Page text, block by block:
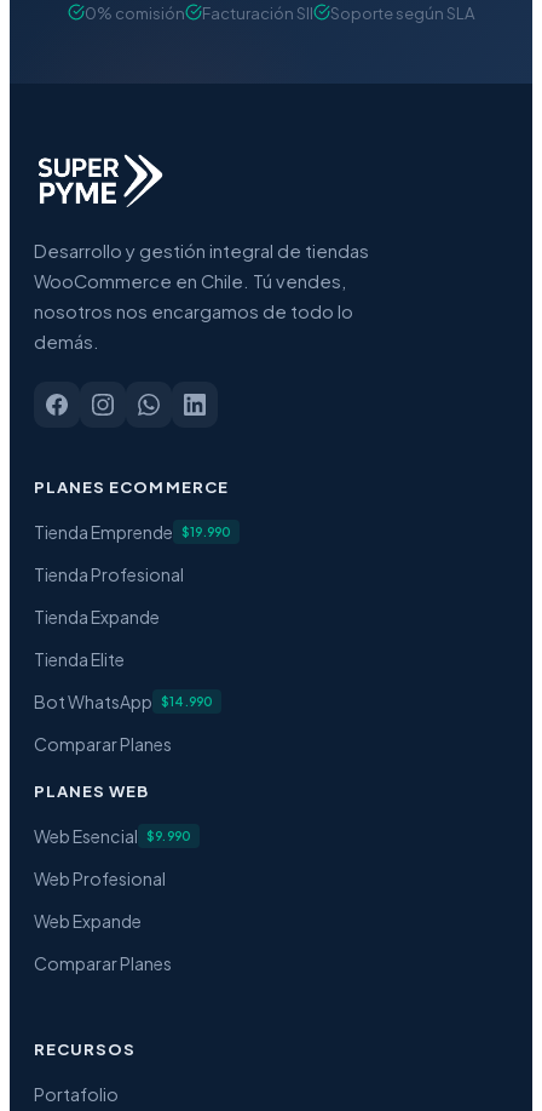
0% comisión Facturación SII Soporte según SLA
Desarrollo y gestión integral de tiendas
WooCommerce en Chile. Tú vendes,
nosotros nos encargamos de todo lo
demás.
PLANES ECOMMERCE
Tienda Emprende $19.990
Tienda Profesional
Tienda Expande
Tienda Elite
Bot WhatsApp
$14.990
Comparar Planes
PLANES WEB
Web Esencial $9.990
Web Profesional
Web Expande
Comparar Planes
RECURSOS
Portafolio